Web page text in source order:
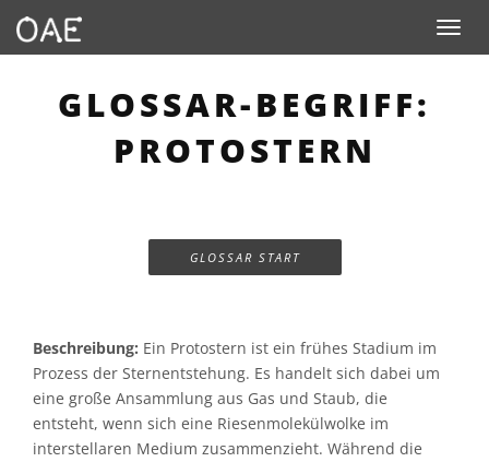
Toggle
GLOSSAR-BEGRIFF:
PROTOSTERN
GLOSSAR START
Beschreibung: Ein Protostern ist ein frühes Stadium im
Prozess der Sternentstehung. Es handelt sich dabei um
eine große Ansammlung aus Gas und Staub, die
entsteht, wenn sich eine Riesenmolekülwolke im
interstellaren Medium zusammenzieht. Während die